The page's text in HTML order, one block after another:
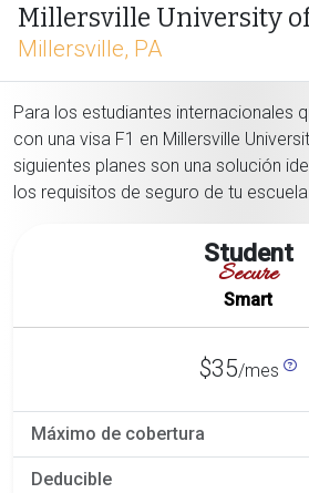
Millersville University
Millersville, PA
Para los estudiantes internacionales
con una visa F1 en Millersville
siguientes planes son una solución
los requisitos de seguro de tu escuela.
Student
Secure
Smart
$35/mes
Máximo de cobertura
Deducible